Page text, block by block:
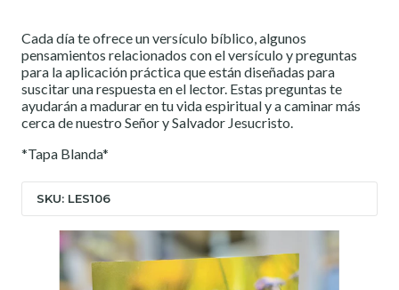
Cada día te ofrece un versículo bíblico, algunos
pensamientos relacionados con el versículo y preguntas
para la aplicación práctica que están diseñadas para
suscitar una respuesta en el lector. Estas preguntas te
ayudarán a madurar en tu vida espiritual y a caminar más
cerca de nuestro Señor y Salvador Jesucristo.
*Tapa Blanda*
SKU: LES106